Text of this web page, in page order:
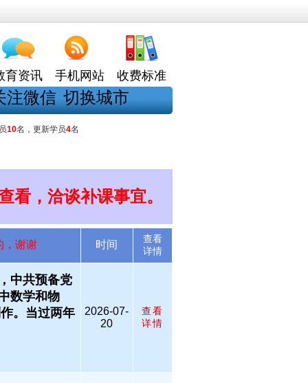
育资讯 手机网站 收费标准
注微信 切换城市
10名，更新学员4名
看，洽谈补课事宜。
，谢谢 时间
查看
详情
中共预备党
数学和物
。当过两年
2026-07-
20
查看
详情